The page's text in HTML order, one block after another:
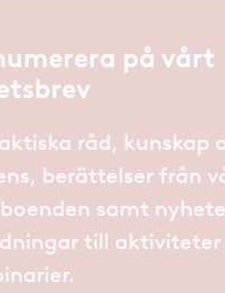
på vårt
råd, kunskap
berättelser från
samt
till aktiviteter